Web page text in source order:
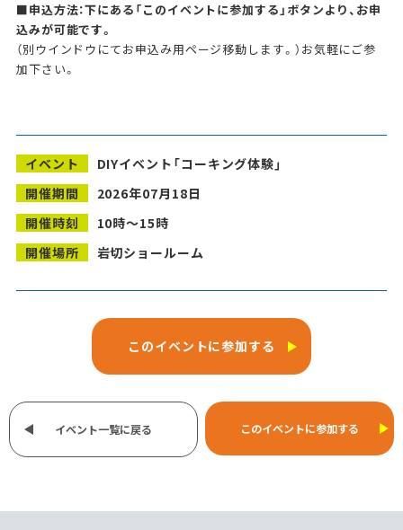
■申込方法：下にある「このイベントに参加する」ボタンより、お申
込みが可能です。
（別ウインドウにてお申込み用ページ移動します。）お気軽にご参
加下さい。
イベント
DIYイベント「コーキング体験」
開催期間
2026年07月18日
開催時刻
10時～15時
開催場所
岩切ショールーム
このイベントに参加する
イベント一覧に戻る このイベントに参加する